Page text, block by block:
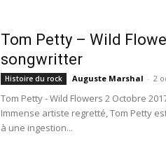
Tom Petty – Wild
songwritter
Histoire du rock Auguste Marshal - 2
Tom Petty - Wild Flowers 2 Octobre
Immense artiste regretté, Tom Petty
à une ingestion...